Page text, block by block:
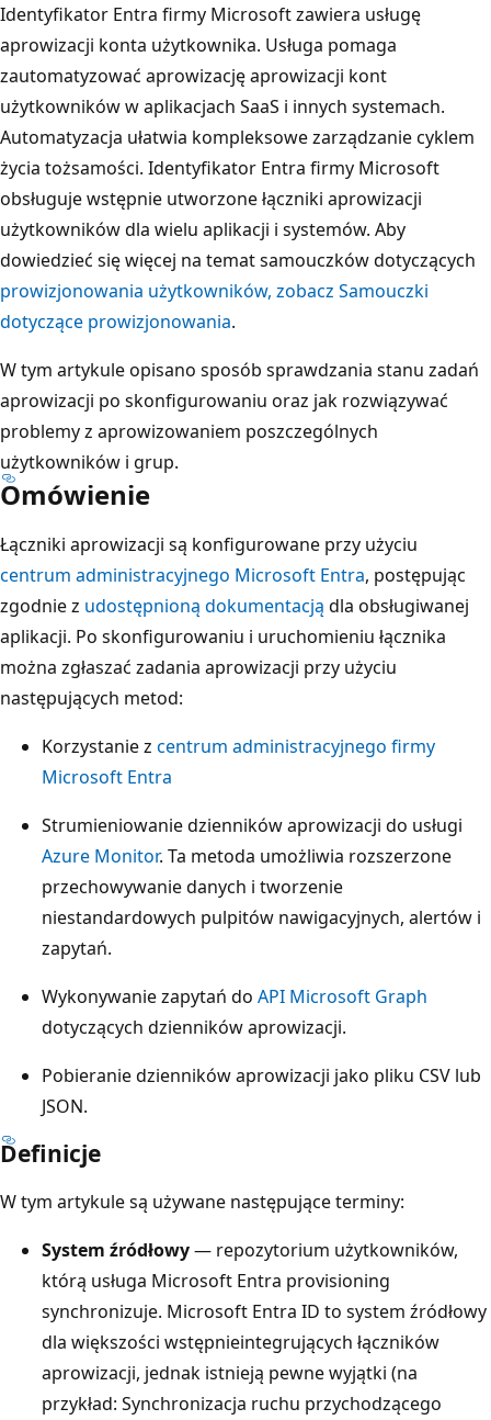
Identyfikator Entra firmy Microsoft zawiera usługę
aprowizacji konta użytkownika. Usługa pomaga
zautomatyzować aprowizację aprowizacji kont
użytkowników w aplikacjach SaaS i innych systemach.
Automatyzacja ułatwia kompleksowe zarządzanie cyklem
życia tożsamości. Identyfikator Entra firmy Microsoft
obsługuje wstępnie utworzone łączniki aprowizacji
użytkowników dla wielu aplikacji i systemów. Aby
dowiedzieć się więcej na temat samouczków dotyczących
prowizjonowania użytkowników, zobacz Samouczki
dotyczące prowizjonowania.
W tym artykule opisano sposób sprawdzania stanu zadań
aprowizacji po skonfigurowaniu oraz jak rozwiązywać
problemy z aprowizowaniem poszczególnych
użytkowników i grup.
Omówienie
Łączniki aprowizacji są konfigurowane przy użyciu
centrum administracyjnego Microsoft Entra, postępując
zgodnie z udostępnioną dokumentacją dla obsługiwanej
aplikacji. Po skonfigurowaniu i uruchomieniu łącznika
można zgłaszać zadania aprowizacji przy użyciu
następujących metod:
Korzystanie z centrum administracyjnego firmy
Microsoft Entra
Strumieniowanie dzienników aprowizacji do usługi
Azure Monitor. Ta metoda umożliwia rozszerzone
przechowywanie danych i tworzenie
niestandardowych pulpitów nawigacyjnych, alertów i
zapytań.
Wykonywanie zapytań do API Microsoft Graph
dotyczących dzienników aprowizacji.
Pobieranie dzienników aprowizacji jako pliku CSV lub
JSON.
Definicje
W tym artykule są używane następujące terminy:
System źródłowy— repozytorium użytkowników,
którą usługa Microsoft Entra provisioning
synchronizuje. Microsoft Entra ID to system źródłowy
dla większości wstępnieintegrujących łączników
aprowizacji, jednak istnieją pewne wyjątki (na
przykład: Synchronizacja ruchu przychodzącego